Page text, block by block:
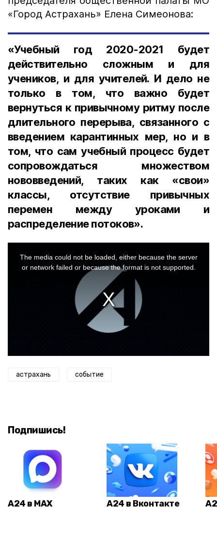
«Город Астрахань» Елена Симеонова:
«Учебный год 2020-2021 будет
действительно сложным и для
учеников, и для учителей. И дело не
только в том, что важно будет
вернуться к привычному ритму после
длительного перерыва, связанного с
введением карантинных мер, но и в
том, что сам учебный процесс будет
сопровождаться множеством
нововведений, таких как «свои»
классы, отсутствие привычных
перемен между уроками и
распределение потоков».
The media could not be loaded, either because the server
or network failed or because the format is not supported.
астрахань событие
Подпишись!
А24 в MAX А24 в Вконтакте